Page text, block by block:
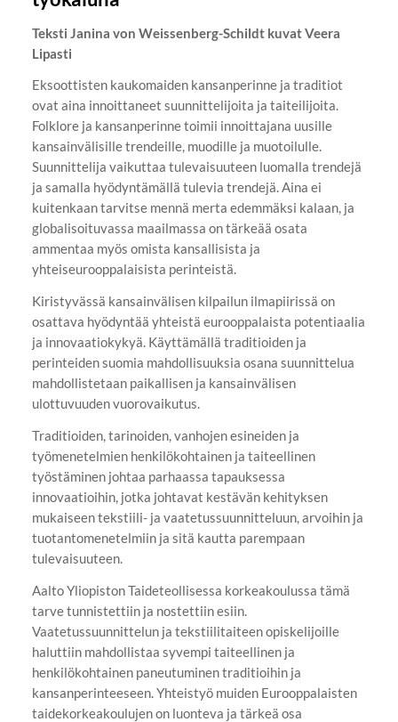
Teksti Janina von Weissenberg-Schildt kuvat Veera
Lipasti
Eksoottisten kaukomaiden kansanperinne ja traditiot
ovat aina innoittaneet suunnittelijoita ja taiteilijoita.
Folklore ja kansanperinne toimii innoittajana uusille
kansainvälisille trendeille, muodille ja muotoilulle.
Suunnittelija vaikuttaa tulevaisuuteen luomalla trendejä
ja samalla hyödyntämällä tulevia trendejä. Aina ei
kuitenkaan tarvitse mennä merta edemmäksi kalaan, ja
globalisoituvassa maailmassa on tärkeää osata
ammentaa myös omista kansallisista ja
yhteiseurooppalaisista perinteistä.
Kiristyvässä kansainvälisen kilpailun ilmapiirissä on
osattava hyödyntää yhteistä eurooppalaista potentiaalia
ja innovaatiokykyä. Käyttämällä traditioiden ja
perinteiden suomia mahdollisuuksia osana suunnittelua
mahdollistetaan paikallisen ja kansainvälisen
ulottuvuuden vuorovaikutus.
Traditioiden, tarinoiden, vanhojen esineiden ja
työmenetelmien henkilökohtainen ja taiteellinen
työstäminen johtaa parhaassa tapauksessa
innovaatioihin, jotka johtavat kestävän kehityksen
mukaiseen tekstiili- ja vaatetussuunnitteluun, arvoihin ja
tuotantomenetelmiin ja sitä kautta parempaan
tulevaisuuteen.
Aalto Yliopiston Taideteollisessa korkeakoulussa tämä
tarve tunnistettiin ja nostettiin esiin.
Vaatetussuunnittelun ja tekstiilitaiteen opiskelijoille
haluttiin mahdollistaa syvempi taiteellinen ja
henkilökohtainen paneutuminen traditioihin ja
kansanperinteeseen. Yhteistyö muiden Eurooppalaisten
taidekorkeakoulujen on luonteva ja tärkeä osa